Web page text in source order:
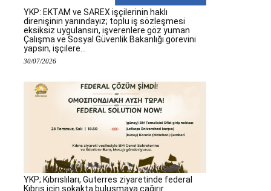
YKP: EKTAM ve SAREX işçilerinin haklı
direnişinin yanındayız; toplu iş sözleşmesi
eksiksiz uygulansın, işverenlere göz yuman
Çalışma ve Sosyal Güvenlik Bakanlığı görevini
yapsın, işçilere...
30/07/2026
YKP; Kıbrıslıları, Guterres ziyaretinde federal
Kıbrıs için sokakta buluşmaya çağırır